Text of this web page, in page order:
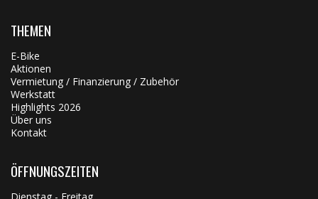
THEMEN
E-Bike
Aktionen
Vermietung / Finanzierung / Zubehör
Werkstatt
Highlights 2026
Über uns
Kontakt
ÖFFNUNGSZEITEN